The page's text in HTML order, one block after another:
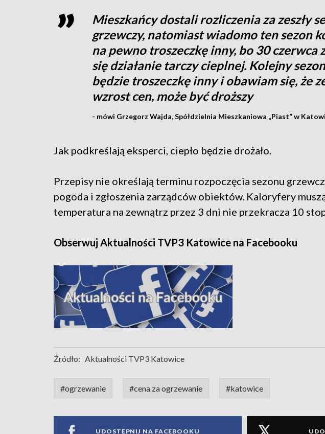
Mieszkańcy dostali rozliczenia za zeszły
grzewczy, natomiast wiadomo ten sezon
na pewno troszeczkę inny, bo 30 czerwca
się działanie tarczy cieplnej. Kolejny
będzie troszeczkę inny i obawiam się, że
wzrost cen, może być droższy
- mówi Grzegorz Wajda, Spółdzielnia Mieszkaniowa „Piast” w
Jak podkreślają eksperci, ciepło będzie drożało.
Przepisy nie określają terminu rozpoczęcia sezonu
pogoda i zgłoszenia zarządców obiektów. Kaloryfery
temperatura na zewnątrz przez 3 dni nie przekracza 10
Obserwuj Aktualności TVP3 Katowice na Facebooku
Źródło: Aktualności TVP3 Katowice
#ogrzewanie #cena za ogrzewanie #katowice
UDOSTĘPNIJ NA FACEBOOKU